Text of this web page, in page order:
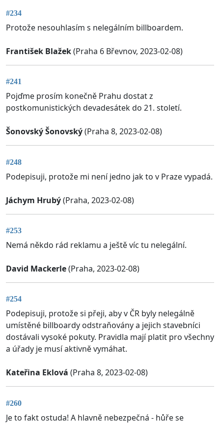
#234
Protože nesouhlasím s nelegálním billboardem.
František Blažek(Praha 6 Břevnov, 2023-02-08)
#241
Pojďme prosím konečně Prahu dostat z
postkomunistických devadesátek do 21. století.
Šonovský Šonovský(Praha 8, 2023-02-08)
#248
Podepisuji, protože mi není jedno jak to v Praze vypadá.
Jáchym Hrubý(Praha, 2023-02-08)
#253
Nemá někdo rád reklamu a ještě víc tu nelegální.
David Mackerle(Praha, 2023-02-08)
#254
Podepisuji, protože si přeji, aby v ČR byly nelegálně
umístěné billboardy odstraňovány a jejich stavebníci
dostávali vysoké pokuty. Pravidla mají platit pro všechny
a úřady je musí aktivně vymáhat.
Kateřina Eklová (Praha 8, 2023-02-08)
#260
Je to fakt ostuda! A hlavně nebezpečná - hůře se